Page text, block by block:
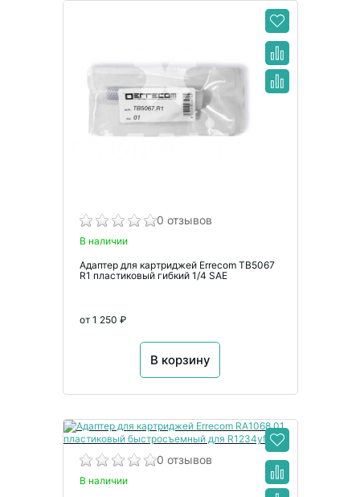
0 отзывов
В наличии
Адаптер для картриджей Errecom TB5067
R1 пластиковый гибкий 1/4 SAE
от 1 250 ₽
В корзину
0 отзывов
В наличии